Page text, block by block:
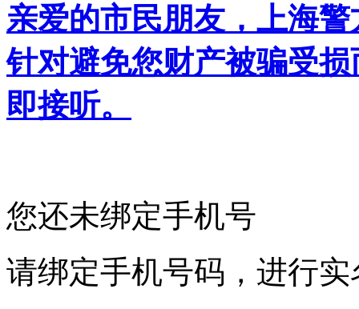
亲爱的市民朋友，上海
针对避免您财产被骗受
即接听。
您还未绑定手机号
请绑定手机号码，进行